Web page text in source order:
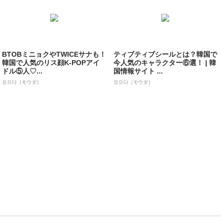
BTOBミニョクやTWICEサナも！
韓国で人気のリス顔K-POPアイ
ドル⑤人♡...
모으다［モウダ］
ティブティブシールとは？韓国で
今人気のキャラクター⑥選！ | 韓
国情報サイト ...
모으다［モウダ］